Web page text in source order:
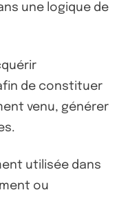
une logique de
de constituer
venu, générer
utilisée dans
ou